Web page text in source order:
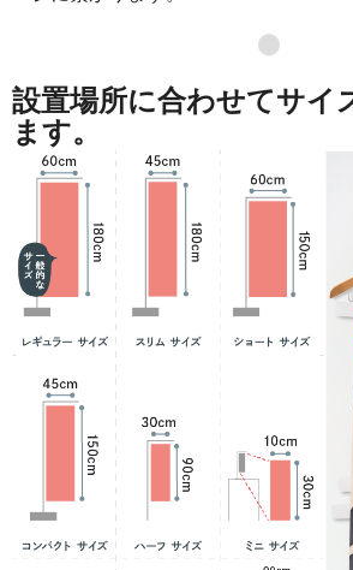
50 868
●
設置場所に合わせてサイ
ます。